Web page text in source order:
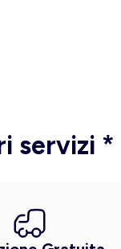
servizi *